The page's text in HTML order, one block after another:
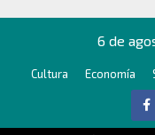
contenido
6 de
Cultura Economía